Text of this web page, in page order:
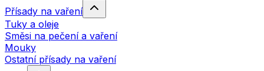
Přísady na vaření
Tuky a oleje
Směsi na pečení a vaření
Mouky
Ostatní přísady na vaření